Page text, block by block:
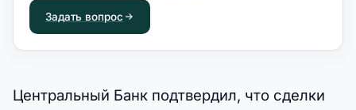
Задать вопрос
Центральный Банк подтвердил, что сделки